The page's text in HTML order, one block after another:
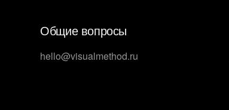
Общие вопросы
hello@visualmethod.ru